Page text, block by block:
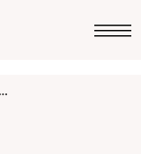
l’artistique, de la prise de vue au livre